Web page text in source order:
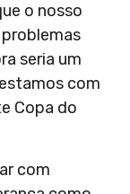
o nosso
seria um
com
Copa do
com